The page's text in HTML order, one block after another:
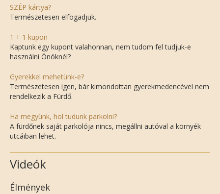
SZÉP kártya?
Természetesen elfogadjuk.
1 + 1 kupon
Kaptunk egy kupont valahonnan, nem tudom fel tudjuk-e
használni Önöknél?
Gyerekkel mehetünk-e?
Természetesen igen, bár kimondottan gyerekmedencével nem
rendelkezik a Fürdő.
Ha megyünk, hol tudunk parkolni?
A fürdőnek saját parkolója nincs, megállni autóval a környék
utcáiban lehet.
Videók
Élmények